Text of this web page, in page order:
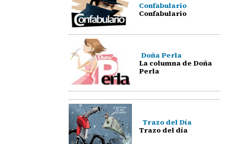
Confabulario
Confabulario
Doña Perla
La columna de Doña
Perla
Trazo del Día
Trazo del día